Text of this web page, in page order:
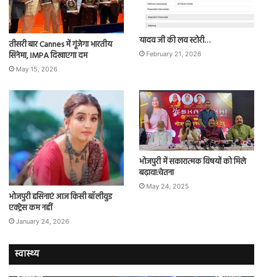
तीसरी बार Cannes में गूंजेगा भारतीय
सिनेमा, IMPA दिखाएगा दम
May 15, 2026
यादव जी की लव स्टोरी…
February 21, 2026
भोजपुरी हसिनाएं आज किसी बॉलीवुड
एक्ट्रेस कम नहीं
January 24, 2026
भोजपुरी में सकारात्मक विषयों को मिले
बढ़ावा:चेतना
May 24, 2025
स्वास्थ्य